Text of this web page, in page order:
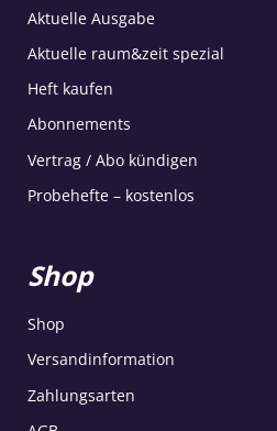
Aktuelle Ausgabe
Aktuelle raum&zeit spezial
Heft kaufen
Abonnements
Vertrag / Abo kündigen
Probehefte – kostenlos
Shop
Shop
Versandinformation
Zahlungsarten